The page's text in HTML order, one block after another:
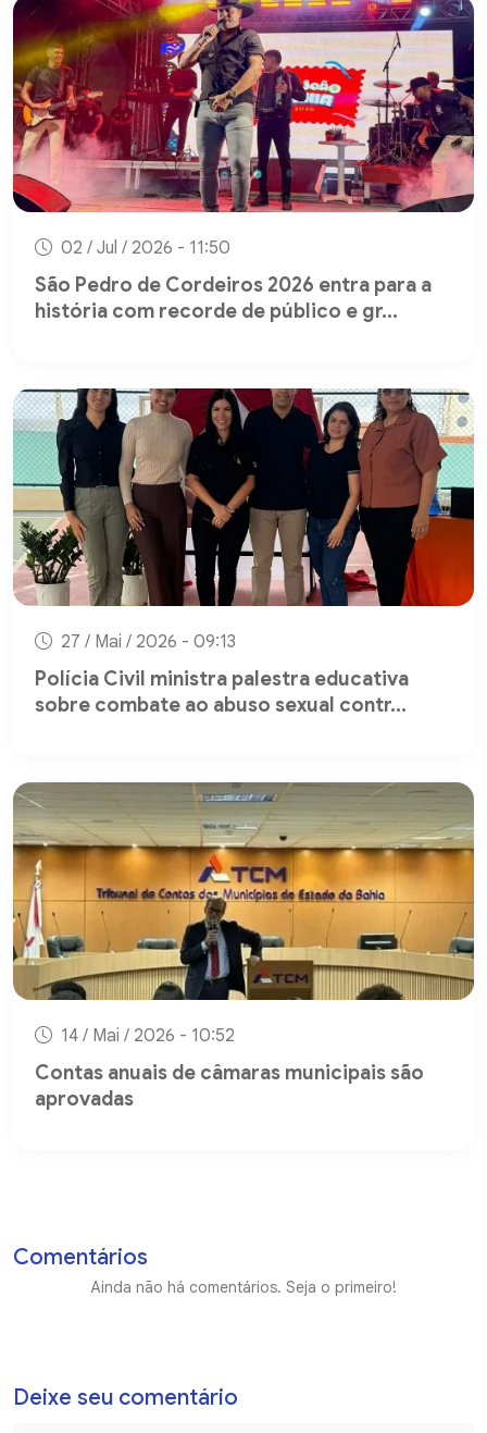
02 / Jul / 2026 - 11:50
São Pedro de Cordeiros 2026 entra para a
história com recorde de público e gr...
27 / Mai / 2026 - 09:13
Polícia Civil ministra palestra educativa
sobre combate ao abuso sexual contr...
14 / Mai / 2026 - 10:52
Contas anuais de câmaras municipais são
aprovadas
Comentários
Ainda não há comentários. Seja o primeiro!
Deixe seu comentário